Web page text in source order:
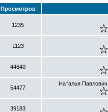
Просмотров
1235
1123
44640
54477
Наталья
39183